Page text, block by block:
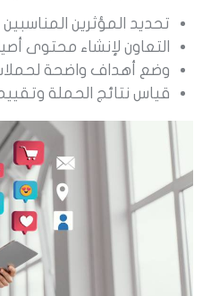
تحديد المؤثرين
التعاون لإنشاء محتوى
وضع أهداف واضحة لحملات
قياس نتائج الحملة